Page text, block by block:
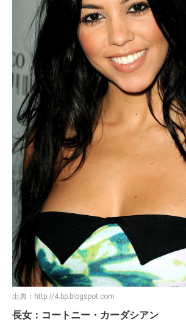
出典： http://4.bp.blogspot.com
長女：コートニー・カーダシアン